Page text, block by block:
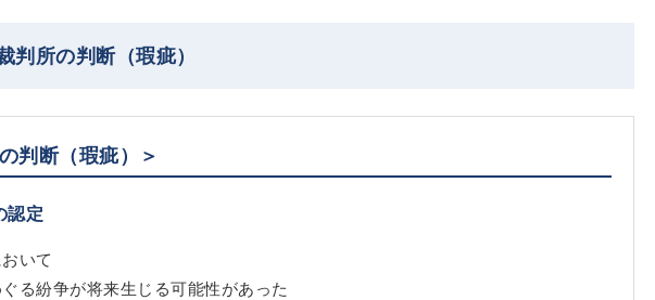
所の判断（瑕疵）
判断（瑕疵）＞
定
いて
る紛争が将来生じる可能性があった